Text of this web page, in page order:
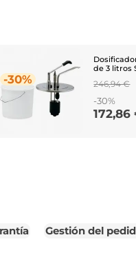
-30%
de 3 litros
Regular
price
246,94 €
-30%
Price
172,86
Gestión del